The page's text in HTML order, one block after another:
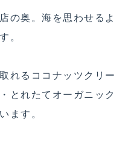
の奥。海を思わせるよ
。
れるココナッツクリー
とれたてオーガニック
ます。